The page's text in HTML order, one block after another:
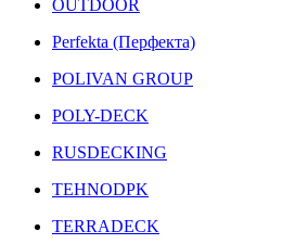
OUTDOOR
Perfekta (Перфекта)
POLIVAN GROUP
POLY-DECK
RUSDECKING
TEHNODPK
TERRADECK